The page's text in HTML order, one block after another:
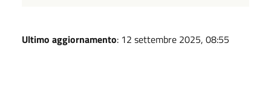
Ultimo aggiornamento: 12 settembre 2025, 08:55